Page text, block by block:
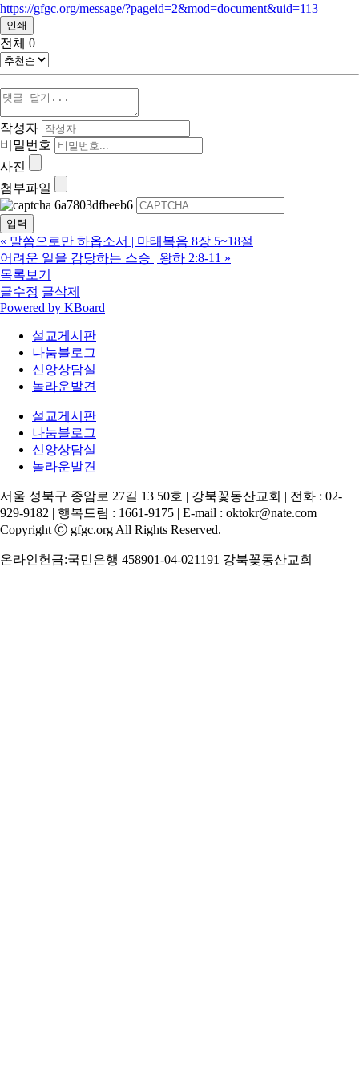
https://gfgc.org/message/?pageid=2&mod=document&uid=113
인쇄
전체 0
작성자
비밀번호
사진
첨부파일
« 말씀으로만 하옵소서 | 마태복음 8장 5~18절
어려운 일을 감당하는 스승 | 왕하 2:8-11 »
목록보기
글수정 글삭제
Powered by KBoard
설교게시판
나눔블로그
신앙상담실
놀라운발견
설교게시판
나눔블로그
신앙상담실
놀라운발견
서울 성북구 종암로 27길 13 50호 | 강북꽃동산교회 | 전화 : 02-
929-9182 | 행복드림 : 1661-9175 | E-mail : oktokr@nate.com
Copyright ⓒ gfgc.org All Rights Reserved.
온라인헌금:국민은행 458901-04-021191 강북꽃동산교회